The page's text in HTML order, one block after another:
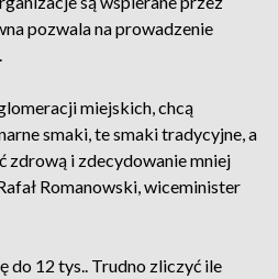
pozwala na prowadzenie
miejskich, chcą
smaki, te smaki tradycyjne, a
zdrową i zdecydowanie mniej
Romanowski, wiceminister
do 12 tys.. Trudno zliczyć ile